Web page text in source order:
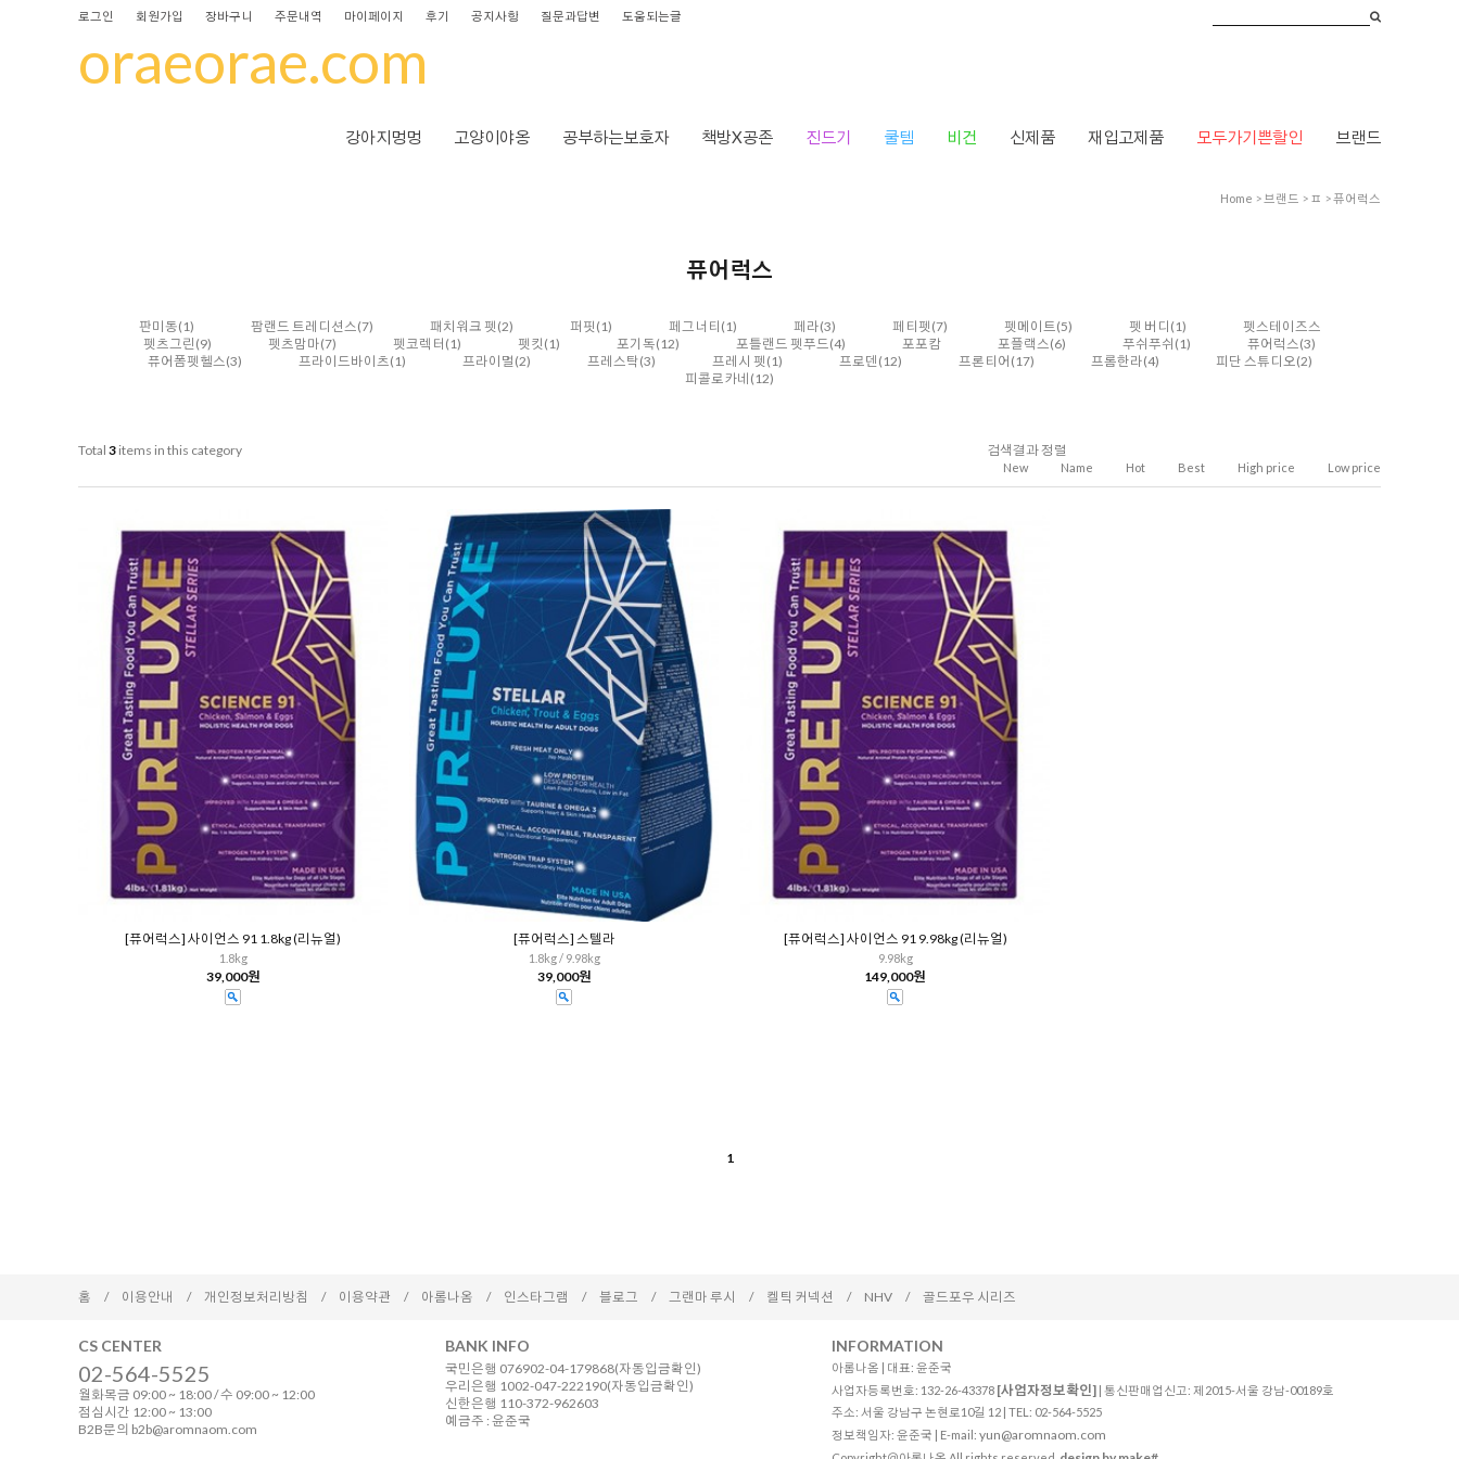
로그인 회원가입 장바구니 주문내역 마이페이지 후기 공지사항 질문과답변 도움되는글
oraeorae.com
강아지멍멍 고양이야옹 공부하는보호자 책방X공존 진드기 쿨템 비건 신제품 재입고제품 모두가기쁜할인 브랜드
Home > 브랜드 > ㅍ >퓨어럭스
퓨어럭스
판미동(1) 팜랜드 트레디션스(7) 패치워크 펫 (2) 퍼핏 (1) 페그너티 (1) 페라(3) 페티펫 (7) 펫메이트(5) 펫 버디 (1)
펫스테이즈스
펫츠그린 (9) 펫츠맘마(7) 펫코렉터 (1) 펫킷 (1) 포기독(12) 포틀랜드 펫푸드(4) 포포캄 포플랙스(6) 푸쉬푸쉬 (1) 퓨어럭스(3)
퓨어폼펫헬스(3) 프라이드바이츠(1) 프라이멀 (2) 프레스탁(3) 프레시 펫 (1) 프로덴 (12) 프론티어 (17) 프롬한라(4) 피단 스튜디오(2)
피콜로카네 (12)
Total 3 items in this category 검색결과 정렬
New Name Hot Best High price Low price
[퓨어럭스] 사이언스 91 1.8kg (리뉴얼)
1.8kg
39,000원
[퓨어럭스] 스텔라
1.8kg / 9.98kg
39,000원
[퓨어럭스] 사이언스 91 9.98kg (리뉴얼)
9.98kg
149,000원
1
홈 / 이용안내 / 개인정보처리방침 / 이용약관 / 아롬나옴 / 인스타그램 / 블로그 / 그랜마 루시 / 켈틱 커넥션 / NHV / 골드포우 시리즈
CS CENTER
02-564-5525
월화목금 09:00 ~ 18:00 / 수 09:00 ~ 12:00
점심시간 12:00 ~ 13:00
B2B문의 b2b@aromnaom.com
BANK INFO
국민은행 076902-04-179868(자동입금확인)
우리은행 1002-047-222190(자동입금확인)
신한은행 110-372-962603
예금주 : 윤준국
INFORMATION
아롬나옴 | 대표: 윤준국
사업자등록번호: 132-26-43378 [사업자정보확인] | 통신판매업신고: 제2015-서울 강남-00189호
주소: 서울 강남구 논현로10길 12 | TEL: 02-564-5525
정보책임자: 윤준국 | E-mail: yun@aromnaom.com